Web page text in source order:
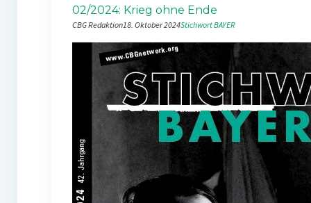
02/2024: Krieg ohne Ende
CBG Redaktion18. Oktober 2024Stichwort BAYER